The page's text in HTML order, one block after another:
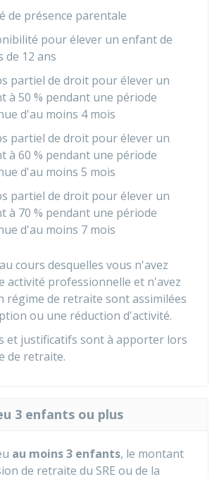
de présence parentale
pour élever un enfant de
de 12 ans
partiel de droit pour élever un
à 50 % pendant une période
d'au moins 4 mois
partiel de droit pour élever un
à 60 % pendant une période
d'au moins 5 mois
partiel de droit pour élever un
à 70 % pendant une période
d'au moins 7 mois
cours desquelles vous n'avez
activité professionnelle et n'avez
régime de retraite sont assimilées
ou une réduction d'activité.
et justificatifs sont à apporter lors
de retraite.
3 enfants ou plus
au moins 3 enfants, le montant
de retraite du SRE ou de la